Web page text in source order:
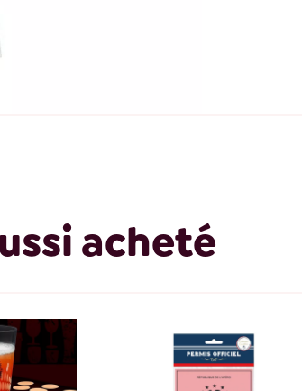
acheté